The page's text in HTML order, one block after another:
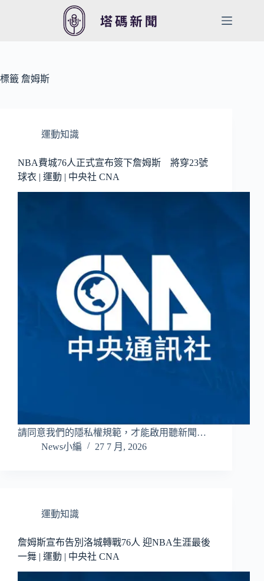
容
標籤 詹姆斯
運動知識
NBA費城76人正式宣布簽下詹姆斯 將穿23號
球衣 | 運動 | 中央社 CNA
請同意我們的隱私權規範，才能啟用聽新聞…
News小編
27 7 月, 2026
運動知識
詹姆斯宣布告別洛城轉戰76人 迎NBA生涯最後
一舞 | 運動 | 中央社 CNA